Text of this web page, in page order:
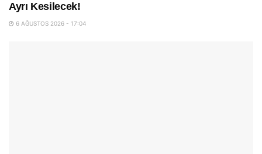
Ayrı Kesilecek!
6 AĞUSTOS 2026 - 17:04